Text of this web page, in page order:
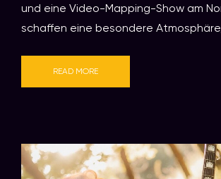
und eine Video-Mapping-Show am
schaffen eine besondere
READ MORE